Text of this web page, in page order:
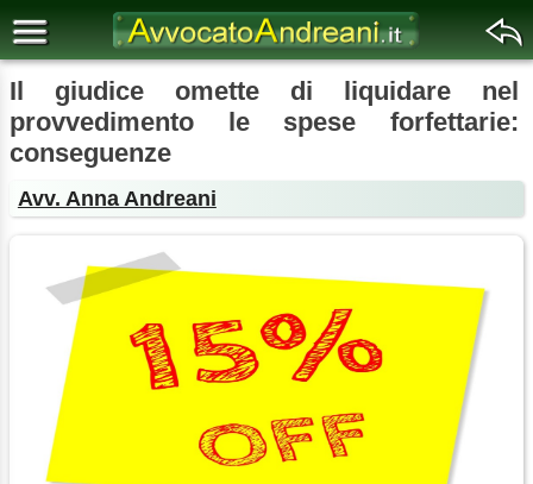
Il giudice omette di liquidare nel
provvedimento le spese forfettarie:
conseguenze
Avv. Anna Andreani